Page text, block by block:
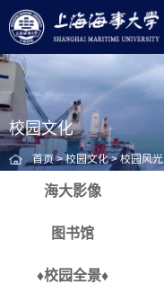
校园文化
首页>校园文化>校园风光
海大影像
图书馆
♦校园全景♦